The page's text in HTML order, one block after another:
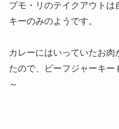
プモ・リのテイクアウトは
キーのみのようです。
カレーにはいっていたお肉
たので、ビーフジャーキー
～